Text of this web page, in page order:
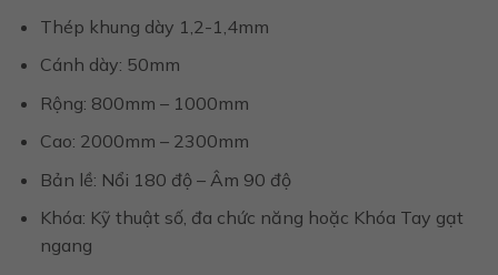
Thép khung dày 1,2-1,4mm
Cánh dày: 50mm
Rộng: 800mm – 1000mm
Cao: 2000mm – 2300mm
Bản lề: Nổi 180 độ – Âm 90 độ
Khóa: Kỹ thuật số, đa chức năng hoặc Khóa Tay gạt
ngang